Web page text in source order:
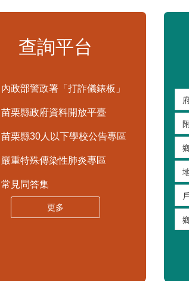
查詢平台
內政部警政署「打詐儀錶板」
苗栗縣政府資料開放平臺
苗栗縣30人以下學校公告專區
嚴重特殊傳染性肺炎專區
常見問答集
更多